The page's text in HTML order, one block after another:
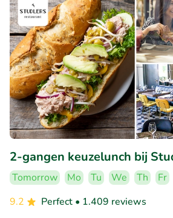
2-gangen keuzelunch bij
Tomorrow Mo Tu We Th
Fr
9.2
Perfect • 1.409 reviews